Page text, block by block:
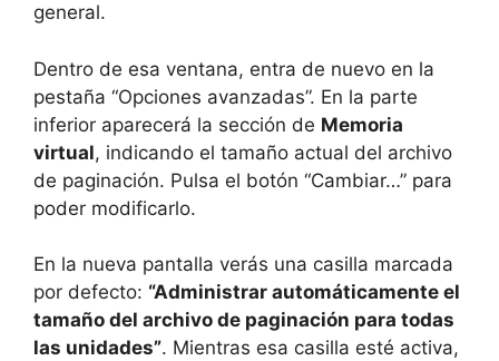
general.
Dentro de esa ventana, entra de nuevo en la
pestaña “Opciones avanzadas”. En la parte
inferior aparecerá la sección de Memoria
virtual, indicando el tamaño actual del archivo
de paginación. Pulsa el botón “Cambiar…” para
poder modificarlo.
En la nueva pantalla verás una casilla marcada
por defecto: “Administrar automáticamente el
tamaño del archivo de paginación para todas
las unidades”. Mientras esa casilla esté activa,